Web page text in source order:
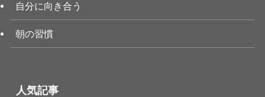
自分に向き合う
朝の習慣
人気記事